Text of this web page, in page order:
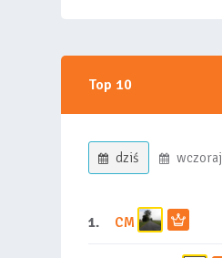
Top 10
dziś wczoraj
1. CM